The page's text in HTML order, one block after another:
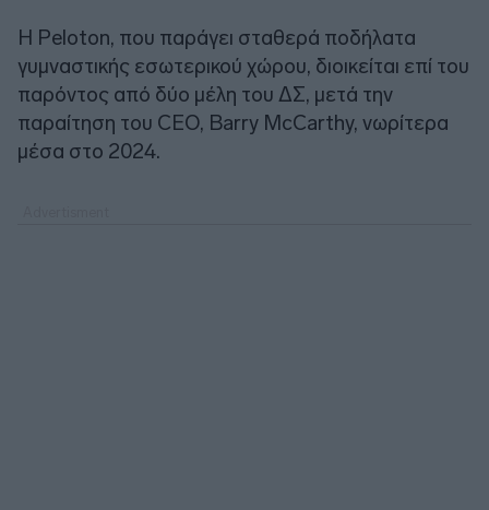
Η Peloton, που παράγει σταθερά ποδήλατα
γυμναστικής εσωτερικού χώρου, διοικείται επί του
παρόντος από δύο μέλη του ΔΣ, μετά την
παραίτηση του CEO, Barry McCarthy, νωρίτερα
μέσα στο 2024.